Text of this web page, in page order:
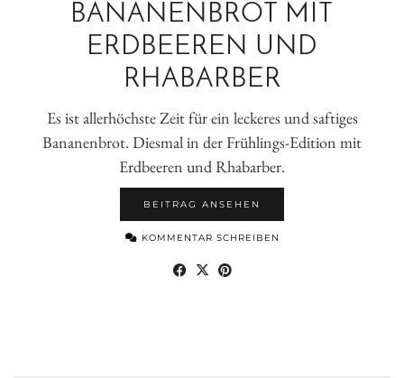
BANANENBROT MIT
ERDBEEREN UND
RHABARBER
Es ist allerhöchste Zeit für ein leckeres und saftiges
Bananenbrot. Diesmal in der Frühlings-Edition mit
Erdbeeren und Rhabarber.
BEITRAG ANSEHEN
KOMMENTAR SCHREIBEN